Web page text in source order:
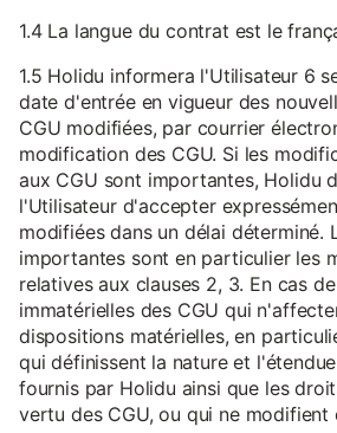
1.4 La langue du contrat est le
1.5 Holidu informera l'Utilisateur 6
date d'entrée en vigueur des
CGU modifiées, par courrier
modification des CGU. Si les
aux CGU sont importantes, Holidu
l'Utilisateur d'accepter
modifiées dans un délai déterminé.
importantes sont en particulier les
relatives aux clauses 2, 3. En cas
immatérielles des CGU qui
dispositions matérielles, en
qui définissent la nature et
fournis par Holidu ainsi que les
vertu des CGU, ou qui ne modifient